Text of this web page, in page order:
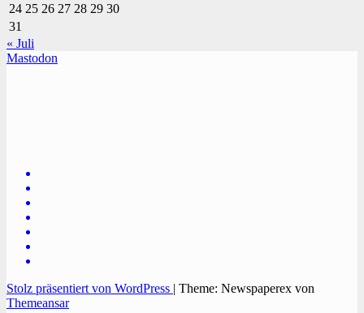
24 25 26 27 28 29 30
31
« Juli
Mastodon
Stolz präsentiert von WordPress | Theme: Newspaperex von
Themeansar